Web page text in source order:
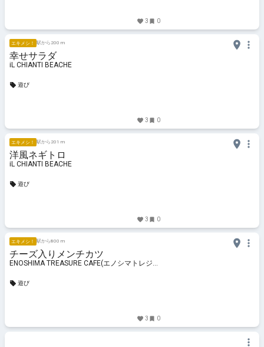
3 0
エキメシ！ 駅から200 m
幸せサラダ
iL CHIANTI BEACHE
遊び
3 0
エキメシ！ 駅から201 m
洋風ネギトロ
iL CHIANTI BEACHE
遊び
3 0
エキメシ！ 駅から800 m
チーズ入りメンチカツ
ENOSHIMA TREASURE CAFE(エノシマトレジャ
遊び
3 0